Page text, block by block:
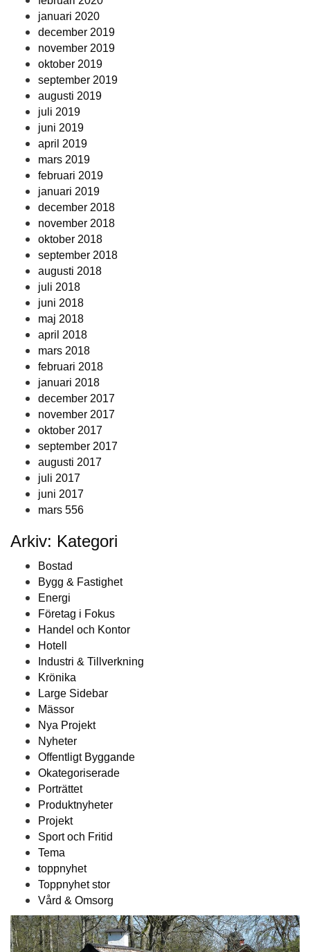
januari 2020
december 2019
november 2019
oktober 2019
september 2019
augusti 2019
juli 2019
juni 2019
april 2019
mars 2019
februari 2019
januari 2019
december 2018
november 2018
oktober 2018
september 2018
augusti 2018
juli 2018
juni 2018
maj 2018
april 2018
mars 2018
februari 2018
januari 2018
december 2017
november 2017
oktober 2017
september 2017
augusti 2017
juli 2017
juni 2017
mars 556
Arkiv: Kategori
Bostad
Bygg & Fastighet
Energi
Företag i Fokus
Handel och Kontor
Hotell
Industri & Tillverkning
Krönika
Large Sidebar
Mässor
Nya Projekt
Nyheter
Offentligt Byggande
Okategoriserade
Porträttet
Produktnyheter
Projekt
Sport och Fritid
Tema
toppnyhet
Toppnyhet stor
Vård & Omsorg